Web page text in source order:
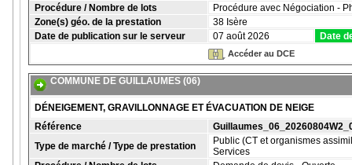
Procédure / Nombre de lots
Procédure avec Négociation -
Zone(s) géo. de la prestation
38 Isère
Date de publication sur le serveur
07 août 2026 Date
Accéder au DCE
COMMUNE DE GUILLAUMES (06)
DÉNEIGEMENT, GRAVILLONNAGE ET ÉVACUATION DE NEIGE
Référence
Type de marché / Type de prestation
Public (CT et organismes
Services